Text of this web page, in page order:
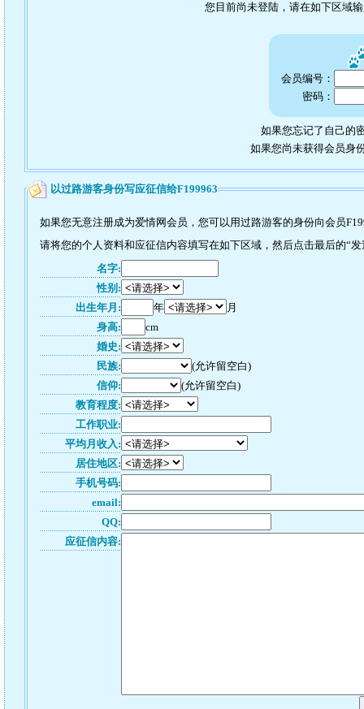
您目前尚未登陆，请在如下区域
会员编号：
密码：
如果您忘记了自己的
如果您尚未获得会员身
以过路游客身份写应征信给F199963
如果您无意注册成为爱情网会员，您可以用过路游客的身份向会员
请将您的个人资料和应征信内容填写在如下区域，然后点击最后的“
名字:
性别:
出生年月:
年
月
身高:
cm
婚史:
民族:
(允许留空白)
信仰:
(允许留空白)
教育程度:
工作职业:
平均月收入:
居住地区:
手机号码:
email:
QQ:
应征信内容: